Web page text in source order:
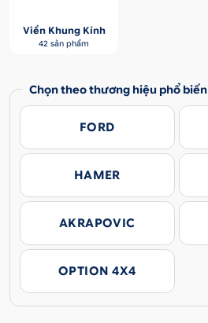
Viền Khung Kính
42 sản phẩm
Chọn theo thương hiệu phổ biến
FORD
HAMER
AKRAPOVIC
OPTION 4X4